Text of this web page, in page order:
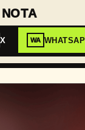
X WA